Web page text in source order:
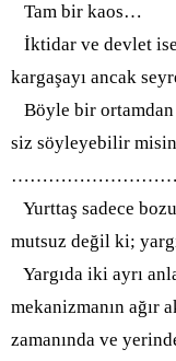
Tam bir kaos…
İktidar ve devlet
kargaşayı ancak
Böyle bir
siz söyleyebilir
Yurttaş sadece
mutsuz değil ki;
Yargıda iki ayrı
mekanizmanın ağır
zamanında ve